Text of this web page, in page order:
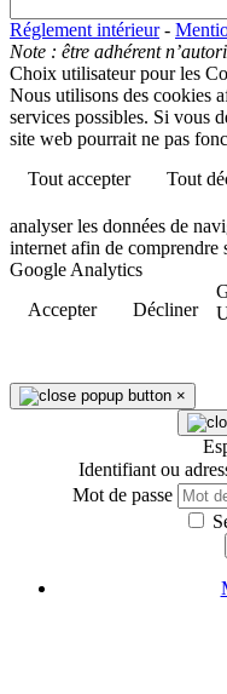
Réglement intérieur-
Note : être adhérent
Choix utilisateur pour les
Nous utilisons des cookies
services possibles. Si vous
site web pourrait ne pas
Tout accepter
Tout
analyser les données de
internet afin de comprendre
Google Analytics
Accepter
Décliner
×
Identifiant ou
Mot de passe